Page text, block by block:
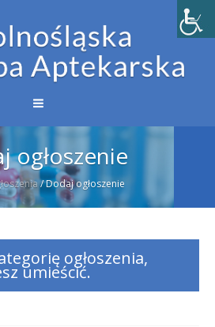
ogłoszenie
/Dodaj ogłoszenie
ogłoszenia,
umieścić.